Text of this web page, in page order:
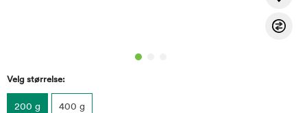
Velg størrelse:
200 g 400 g